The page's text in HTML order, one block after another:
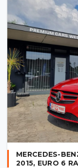
MERCEDES-
2015, EURO 6